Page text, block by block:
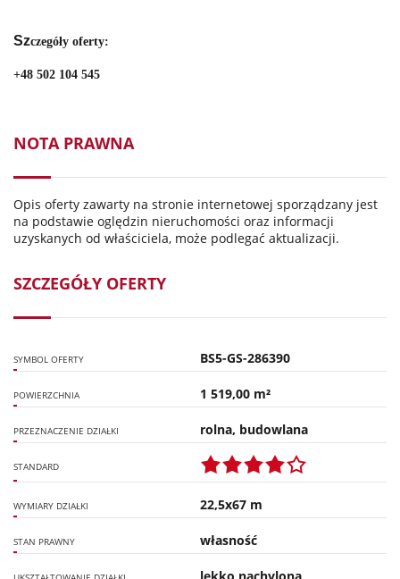
Szczegóły oferty:
+48 502 104 545
NOTA PRAWNA
Opis oferty zawarty na stronie internetowej sporządzany jest
na podstawie oględzin nieruchomości oraz informacji
uzyskanych od właściciela, może podlegać aktualizacji.
SZCZEGÓŁY OFERTY
SYMBOL OFERTY BS5-GS-286390
POWIERZCHNIA 1 519,00 m²
PRZEZNACZENIE DZIAŁKI rolna, budowlana
STANDARD
WYMIARY DZIAŁKI 22,5x67 m
STAN PRAWNY własność